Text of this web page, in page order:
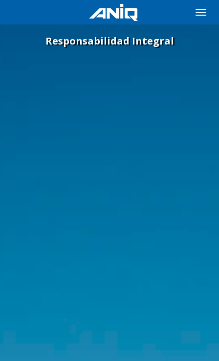
Toggle
Responsabilidad Integral